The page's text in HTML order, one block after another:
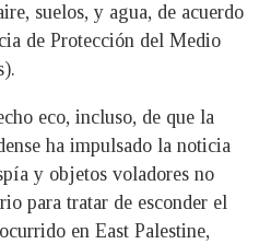
suelos, y agua, de acuerdo
de Protección del Medio
eco, incluso, de que la
ha impulsado la noticia
y objetos voladores no
para tratar de esconder el
en East Palestine,